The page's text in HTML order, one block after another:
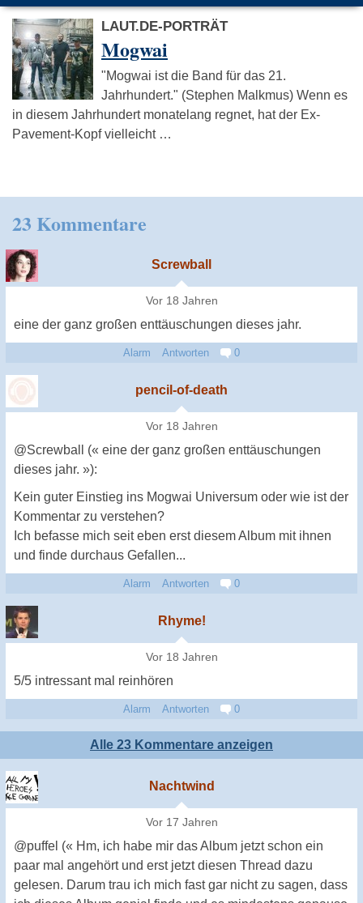
LAUT.DE-PORTRÄT
Mogwai
"Mogwai ist die Band für das 21.
Jahrhundert." (Stephen Malkmus) Wenn es
in diesem Jahrhundert monatelang regnet, hat der Ex-
Pavement-Kopf vielleicht …
23 Kommentare
Screwball
Vor 18 Jahren
eine der ganz großen enttäuschungen dieses jahr.
Alarm Antworten 0
pencil-of-death
Vor 18 Jahren
@Screwball (« eine der ganz großen enttäuschungen
dieses jahr. »):
Kein guter Einstieg ins Mogwai Universum oder wie ist der
Kommentar zu verstehen?
Ich befasse mich seit eben erst diesem Album mit ihnen
und finde durchaus Gefallen...
Alarm Antworten 0
Rhyme!
Vor 18 Jahren
5/5 intressant mal reinhören
Alarm Antworten 0
Alle 23 Kommentare anzeigen
Nachtwind
Vor 17 Jahren
@puffel (« Hm, ich habe mir das Album jetzt schon ein
paar mal angehört und erst jetzt diesen Thread dazu
gelesen. Darum trau ich mich fast gar nicht zu sagen, dass